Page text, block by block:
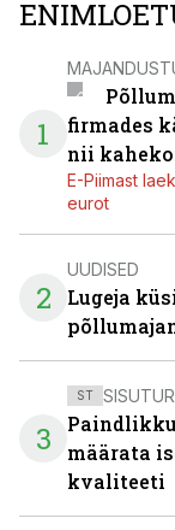
1
firmades
nii
E-Piimast
eurot
2
UUDISED
Lugeja
3
ST
määrata
kvaliteeti